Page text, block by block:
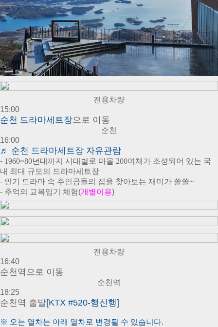
전용차량
15:00
순천 드라마세트장으로 이동
순천
16:00
♬ 순천 드라마세트장 자유관람
- 1960~80년대까지 시대별로 마을 200여채가 조성되어 있는 국
내 최대 규모의 드라마세트장
- 인기 드라마 속 주인공들의 집을 찾아보는 재미가 쏠쏠~
- 추억의 교복입기 체험(개별이용)
전용차량
16:40
순천역으로 이동
순천역
18:25
순천 역 출발[KTX #520-행신행]
※ 오는 열차는 아래 열차로 변경될 수 있습니다.